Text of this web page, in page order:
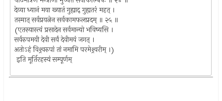
देव्या ध्यानं मया ख्यातं गुह्याद् गुह्यतरं महत् ।
तस्मात् सर्वप्रयत्नेन सर्वकामफलप्रदम् ॥ २५ ॥
(एतस्यास्त्वं प्रसादेन सर्वमान्यो भविष्यसि ।
सर्वरुपमयी देवी सर्वं देवीमयं जगत् ।
अतोऽहं विश्र्वरुपां तां नमामि परमेश्र्वरीम् ।)
इति मूर्तिरहस्यं सम्पूर्णम्